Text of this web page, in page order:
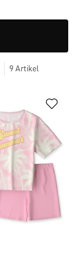
9 Artikel